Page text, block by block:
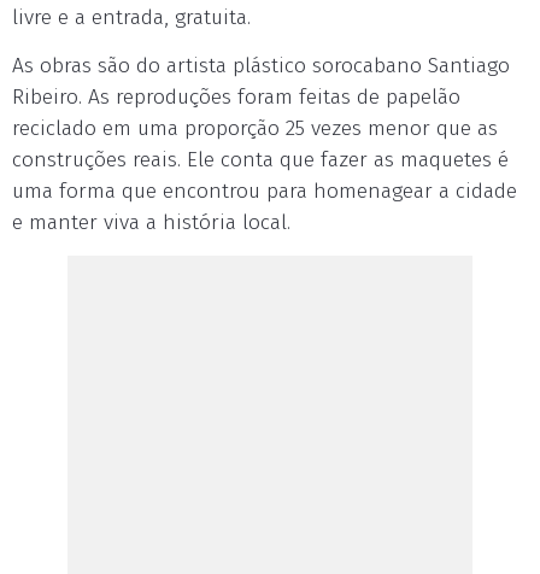
livre e a entrada, gratuita.
As obras são do artista plástico sorocabano Santiago
Ribeiro. As reproduções foram feitas de papelão
reciclado em uma proporção 25 vezes menor que as
construções reais. Ele conta que fazer as maquetes é
uma forma que encontrou para homenagear a cidade
e manter viva a história local.